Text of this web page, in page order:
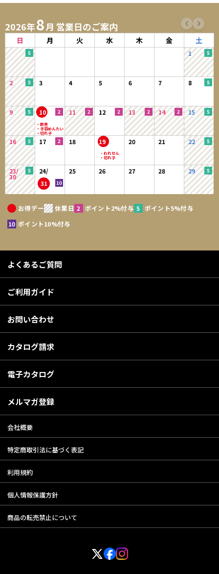
2026年8月 営業日のご案内
日 月 火 水 木 金 土
1
2 3 4 5 6 7 8
9 10 11 12 13 14 15
16 17 18 19 20 21 22
23/
30
24/
31
25 26 27 28 29
お得デー 休業日 ポイント2%付与
ポイント5%付与
ポイント10%付与
よくあるご質問
ご利用ガイド
お問い合わせ
カタログ請求
電子カタログ
メルマガ登録
会社概要
特定商取引法に基づく表記
利用規約
個人情報保護方針
商品の転売禁止について